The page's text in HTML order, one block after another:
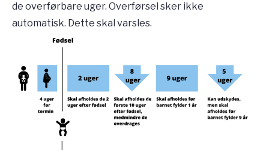
de overførbare uger. Overførsel sker ikke
automatisk. Dette skal varsles.